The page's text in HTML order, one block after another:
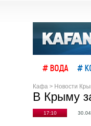
# ВОДА #
Кафа > Новости
В Крыму
17:10 30.04